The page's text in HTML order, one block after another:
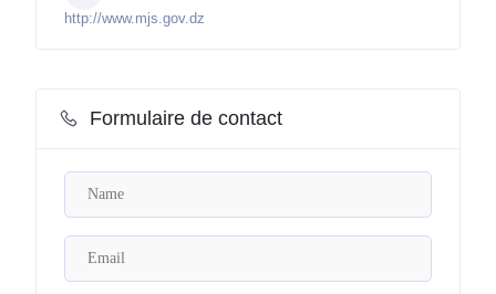
http://www.mjs.gov.dz
Formulaire de contact